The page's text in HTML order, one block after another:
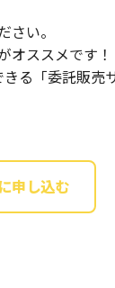
い。
オススメです！
る「委託販
申し込む